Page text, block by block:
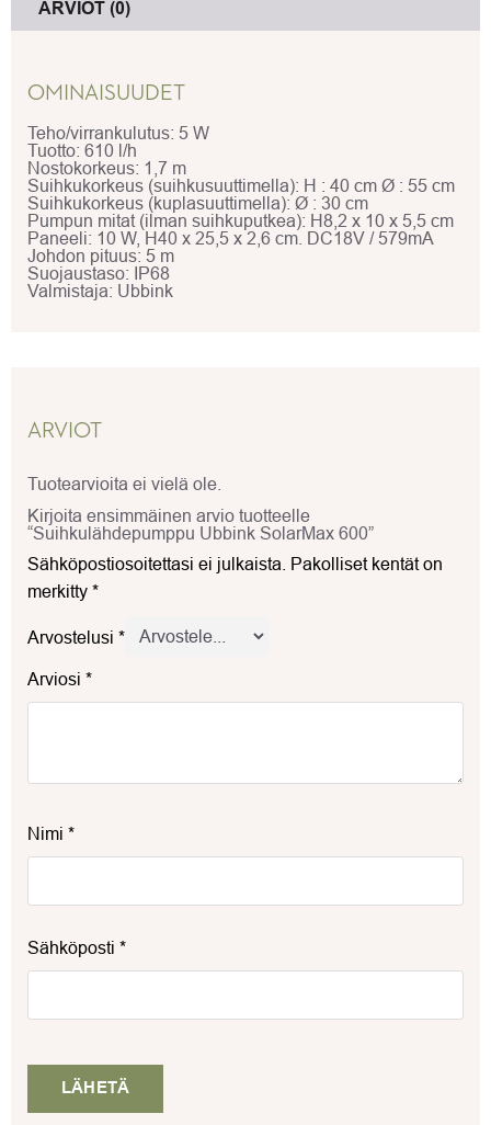
ARVIOT (0)
OMINAISUUDET
Teho/virrankulutus: 5 W
Tuotto: 610 l/h
Nostokorkeus: 1,7 m
Suihkukorkeus (suihkusuuttimella): H : 40 cm Ø : 55 cm
Suihkukorkeus (kuplasuuttimella): Ø : 30 cm
Pumpun mitat (ilman suihkuputkea): H8,2 x 10 x 5,5 cm
Paneeli: 10 W, H40 x 25,5 x 2,6 cm. DC18V / 579mA
Johdon pituus: 5 m
Suojaustaso: IP68
Valmistaja: Ubbink
ARVIOT
Tuotearvioita ei vielä ole.
Kirjoita ensimmäinen arvio tuotteelle
“Suihkulähdepumppu Ubbink SolarMax 600”
Sähköpostiosoitettasi ei julkaista. Pakolliset kentät on
merkitty *
Arvostelusi *
Arviosi *
Nimi *
Sähköposti *